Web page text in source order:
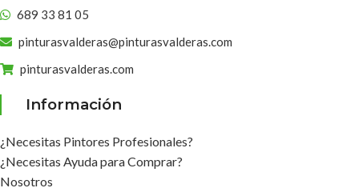
689 33 81 05
pinturasvalderas@pinturasvalderas.com
pinturasvalderas.com
Información
¿Necesitas Pintores Profesionales?
¿Necesitas Ayuda para Comprar?
Nosotros